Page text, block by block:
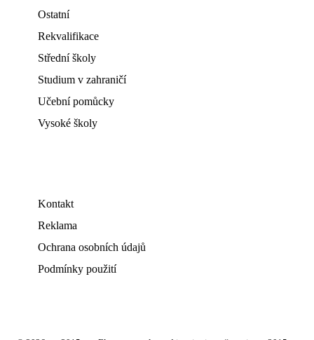
Ostatní
Rekvalifikace
Střední školy
Studium v zahraničí
Učební pomůcky
Vysoké školy
Kontakt
Reklama
Ochrana osobních údajů
Podmínky použití